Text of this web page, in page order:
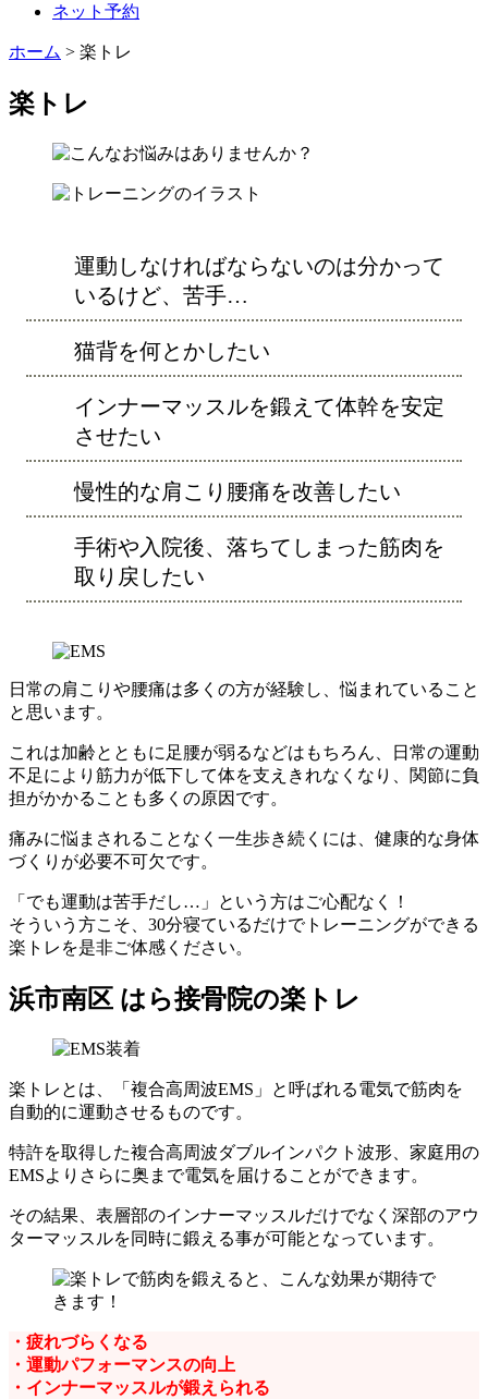
ネット予約
ホーム > 楽トレ
楽トレ
運動しなければならないのは分かって
いるけど、苦手…
猫背を何とかしたい
インナーマッスルを鍛えて体幹を安定
させたい
慢性的な肩こり腰痛を改善したい
手術や入院後、落ちてしまった筋肉を
取り戻したい
日常の肩こりや腰痛は多くの方が経験し、悩まれていること
と思います。
これは加齢とともに足腰が弱るなどはもちろん、日常の運動
不足により筋力が低下して体を支えきれなくなり、関節に負
担がかかることも多くの原因です。
痛みに悩まされることなく一生歩き続くには、健康的な身体
づくりが必要不可欠です。
「でも運動は苦手だし…」という方はご心配なく！
そういう方こそ、30分寝ているだけでトレーニングができる
楽トレを是非ご体感ください。
浜市南区 はら接骨院の楽トレ
楽トレとは、「複合高周波EMS」と呼ばれる電気で筋肉を
自動的に運動させるものです。
特許を取得した複合高周波ダブルインパクト波形、家庭用の
EMSよりさらに奥まで電気を届けることができます。
その結果、表層部のインナーマッスルだけでなく深部のアウ
ターマッスルを同時に鍛える事が可能となっています。
・疲れづらくなる
・運動パフォーマンスの向上
・インナーマッスルが鍛えられる